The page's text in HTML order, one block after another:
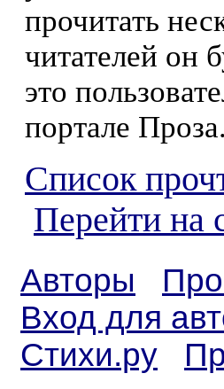
прочитать
читателей он
это
портале
Список
Перейти на
Авторы
Вход для
Стихи.ру